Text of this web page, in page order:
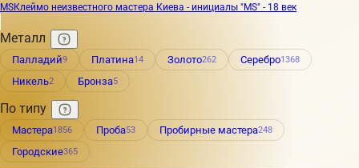
MSКлеймо неизвестного мастера Киева - инициалы "MS" - 18 век
Металл
Палладий9 Платина14 Золото262 Серебро1368
Никель2 Бронза5
По типу
Мастера1856 Проба53 Пробирные мастера248
Городские365